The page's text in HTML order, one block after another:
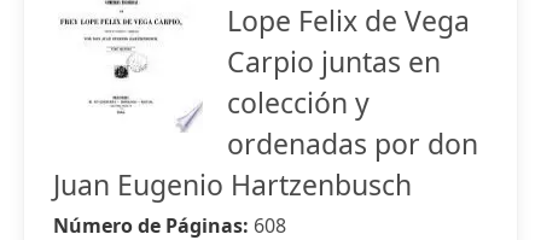
Lope Felix de Vega
Carpio juntas en
colección y
ordenadas por don
Juan Eugenio Hartzenbusch
Número de Páginas: 608